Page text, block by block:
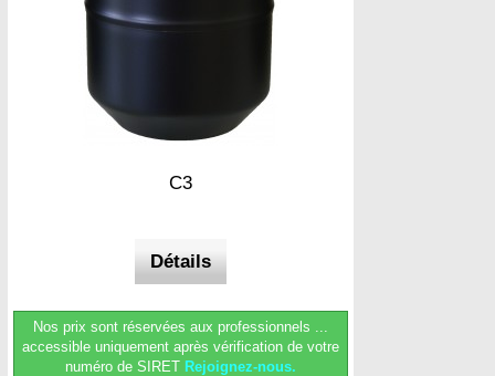
C3
Détails
Nos prix sont réservées aux professionnels ...
accessible uniquement après vérification de votre
numéro de SIRET Rejoignez-nous.